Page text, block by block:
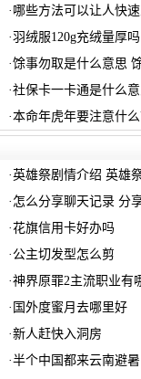
· 哪些方法可以让人快
·羽绒服120g充绒量厚吗
·馀事勿取是什么意思
·社保卡一卡通是什么
·本命年虎年要注意什
·英雄祭剧情介绍 英雄
· 怎么分享聊天记录 分
·花旗信用卡好办吗
· 公主切发型怎么剪
·神界原罪2主流职业有
· 国外度蜜月去哪里好
·新人赶快入洞房
·半个中国都来云南避